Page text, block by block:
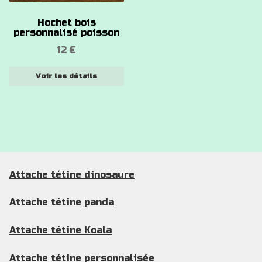
Hochet bois
personnalisé poisson
12€
Voir les détails
peuvent
être
Attache tétine dinosaure
Attache tétine panda
Attache tétine Koala
Attache tétine personnalisée